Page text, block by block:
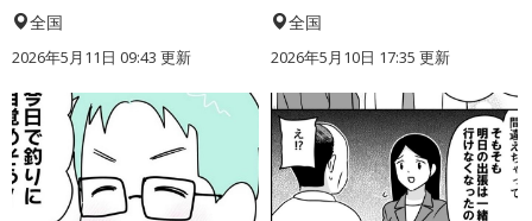
全国
2026年5月11日 09:43 更新
全国
2026年5月10日 17:35 更新